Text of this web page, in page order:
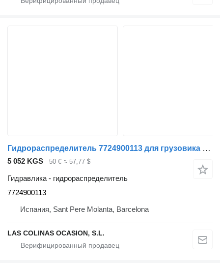
Гидрораспределитель 7724900113 для грузовика Liebherr UM 120 LTM 1030
5 052 KGS 50 € ≈ 57,77 $
Гидравлика - гидрораспределитель
7724900113
Испания, Sant Pere Molanta, Barcelona
LAS COLINAS OCASION, S.L.